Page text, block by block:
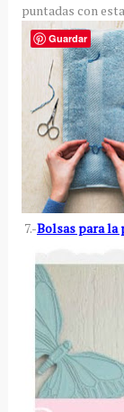
puntadas con
7.-Bolsas para la
Guardar